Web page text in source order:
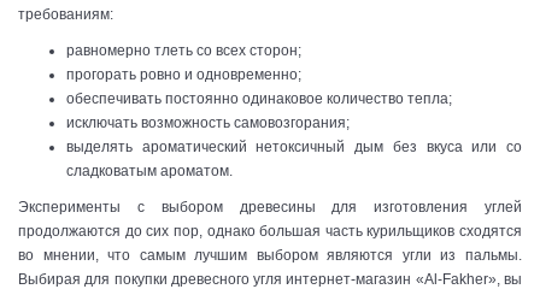
требованиям:
равномерно тлеть со всех сторон;
прогорать ровно и одновременно;
обеспечивать постоянно одинаковое количество тепла;
исключать возможность самовозгорания;
выделять ароматический нетоксичный дым без вкуса или со
сладковатым ароматом.
Эксперименты с выбором древесины для изготовления углей
продолжаются до сих пор, однако большая часть курильщиков сходятся
во мнении, что самым лучшим выбором являются угли из пальмы.
Выбирая для покупки древесного угля интернет-магазин «Al-Fakher», вы